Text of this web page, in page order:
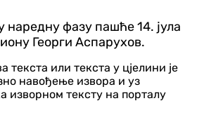
наредну фазу пашће 14. јула
Георги Аспарухов.
текста или текста у цјелини је
навођење извора и уз
изворном тексту на порталу